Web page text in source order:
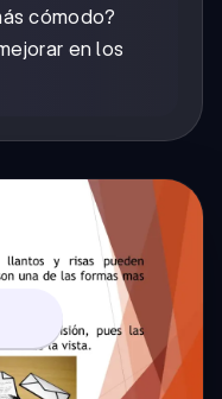
cómodo?
en los